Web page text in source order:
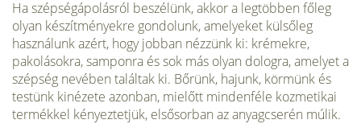
Ha szépségápolásról beszélünk, akkor a legtöbben főleg
olyan készítményekre gondolunk, amelyeket külsőleg
használunk azért, hogy jobban nézzünk ki: krémekre,
pakolásokra, samponra és sok más olyan dologra, amelyet a
szépség nevében találtak ki. Bőrünk, hajunk, körmünk és
testünk kinézete azonban, mielőtt mindenféle kozmetikai
termékkel kényeztetjük, elsősorban az anyagcserén múlik.